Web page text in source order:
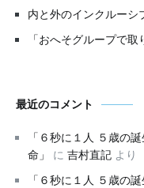
内と外のインクルーシ
「おへそグループで取
最近のコメント
「６秒に１人 ５歳の
命」
に 吉村直記 より
「６秒に１人 ５歳の